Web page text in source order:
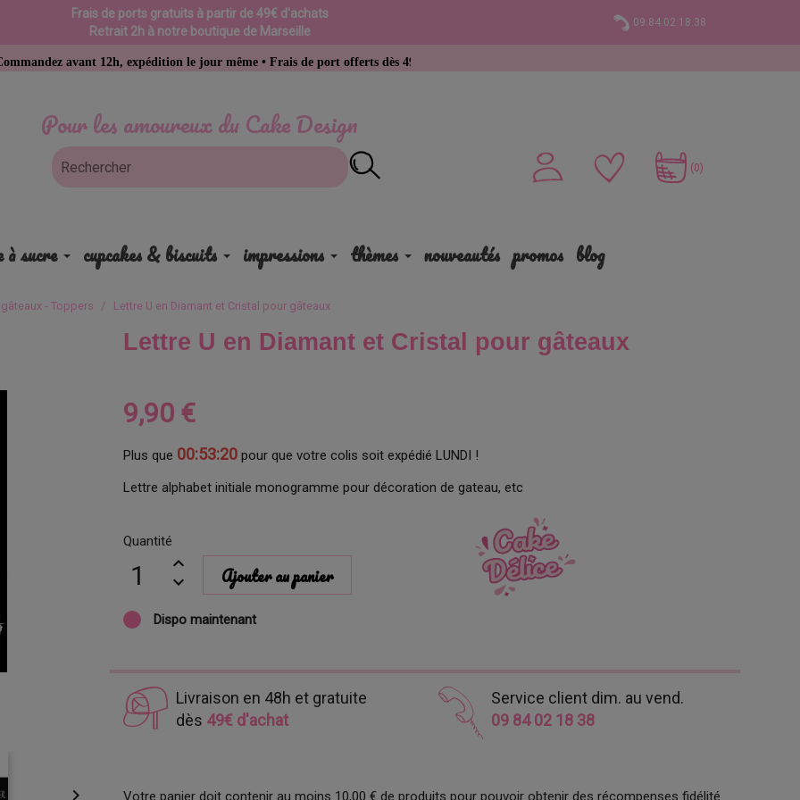
Frais de ports gratuits à partir de 49€ d'achats
Retrait 2h à notre boutique de Marseille
09.84.02.18.38
Pour les amoureux du Cake Design
avant 12h, expédition le jour même • Frais de port offerts dès 49 € d’achat
(0)
à sucre cupcakes & biscuits impressions thèmes nouveautés promos blog
- Toppers Lettre U en Diamant et Cristal pour gâteaux

Lettre U en Diamant et Cristal pour gâteaux
9,90 €
Plus que 00:53:19 pour que votre colis soit expédié LUNDI !
Lettre alphabet initiale monogramme pour décoration de gateau, etc
Quantité
Ajouter au panier
Dispo maintenant
Livraison en 48h et gratuite
dès 49€ d'achat
Service client dim. au vend.
09 84 02 18 38
Votre panier doit contenir au moins 10,00 € de produits pour pouvoir obtenir des récompenses fidélité.